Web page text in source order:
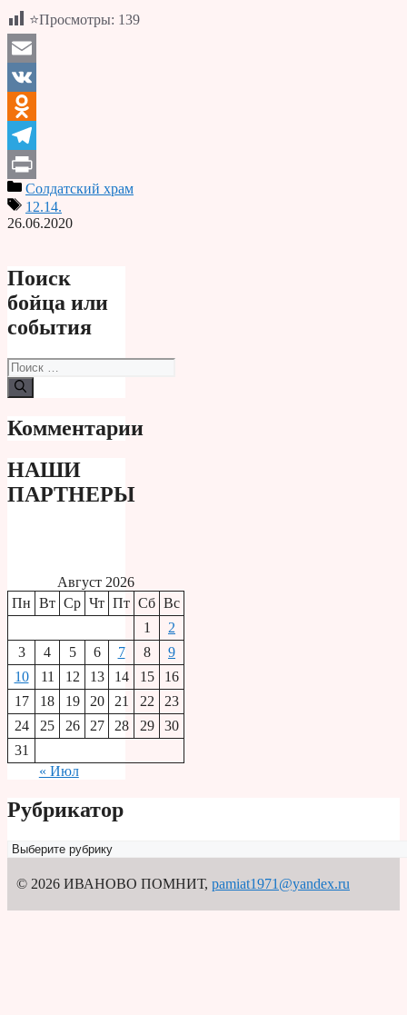
⭐Просмотры: 139
Email
VK
Odnoklassniki
Telegram
PrintСолдатский храм
12.14.
26.06.2020
Поиск
бойца или
события
Поиск:
Комментарии
НАШИ
ПАРТНЕРЫ
Август 2026
Пн Вт Ср Чт Пт Сб Вс
1
2
3
4 5 6 7 8
9
10
11 12 13 14 15
16
17
18 19 20 21 22
23
24
25 26 27 28 29
30
31
« Июл
Рубрикатор
Рубрикатор
© 2026 ИВАНОВО ПОМНИТ, pamiat1971@yandex.ru